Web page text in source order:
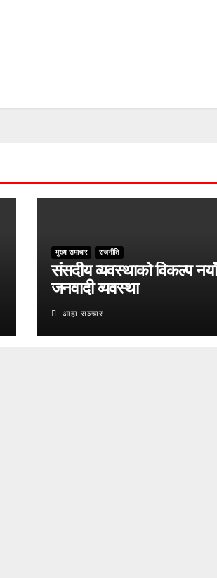
मुख्य समाचार राजनीति
संसदीय व्यवस्थाको विकल्प नयाँ
जनवादी व्यवस्था
आहा सञ्चार